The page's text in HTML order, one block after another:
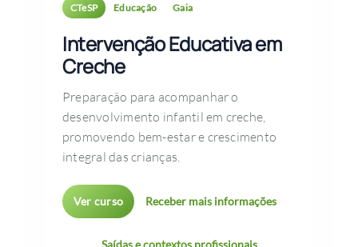
CTeSP Educação Gaia
Intervenção Educativa em
Creche
Preparação para acompanhar o
desenvolvimento infantil em creche,
promovendo bem-estar e crescimento
integral das crianças.
Ver curso Receber mais informações
Saídas e contextos profissionais